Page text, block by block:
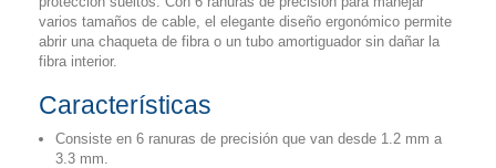
varios tamaños de cable, el elegante diseño ergonómico permite
abrir una chaqueta de fibra o un tubo amortiguador sin dañar la
fibra interior.
Características
Consiste en 6 ranuras de precisión que van desde 1.2 mm a
3.3 mm.